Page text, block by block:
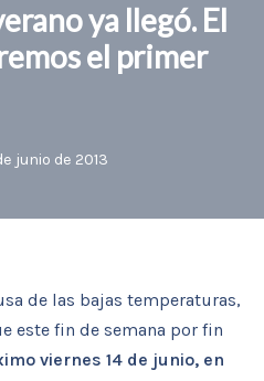
ya llegó. El
el primer
junio de 2013
de las bajas temperaturas,
este fin de semana por fin
viernes 14 de junio, en